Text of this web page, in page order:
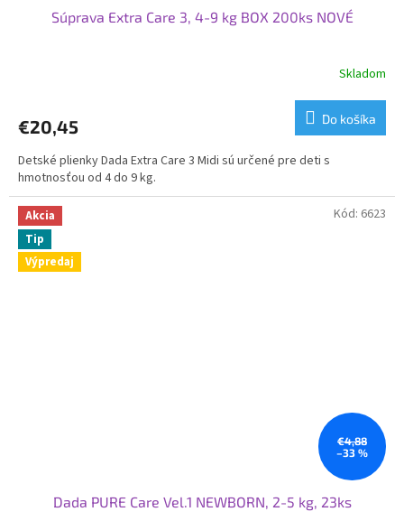
Súprava Extra Care 3, 4-9 kg BOX 200ks NOVÉ
je
z
5
hviezdičiek.
Skladom
€20,45 Do košíka
Detské plienky Dada Extra Care 3 Midi sú určené pre deti s
hmotnosťou od 4 do 9 kg.
Akcia
Tip
Výpredaj
€4,88
–33 %
Dada PURE Care Vel.1 NEWBORN, 2-5 kg, 23ks
Kód: 6623